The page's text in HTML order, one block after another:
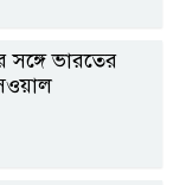
সঙ্গে ভারতের